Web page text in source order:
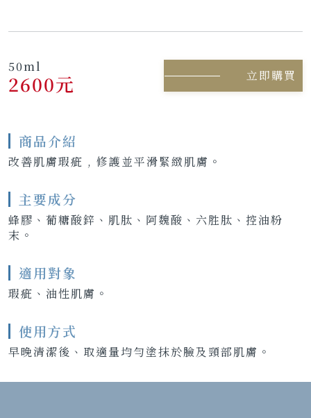
50ml
2600元 立即購買
商品介紹
改善肌膚瑕疵 , 修護並平滑緊緻肌膚。
主要成分
蜂膠、葡糖酸鋅、肌肽、阿魏酸、六胜肽、控油粉
末。
適用對象
瑕疵、油性肌膚。
使用方式
早晚清潔後、取適量均勻塗抹於臉及頸部肌膚。